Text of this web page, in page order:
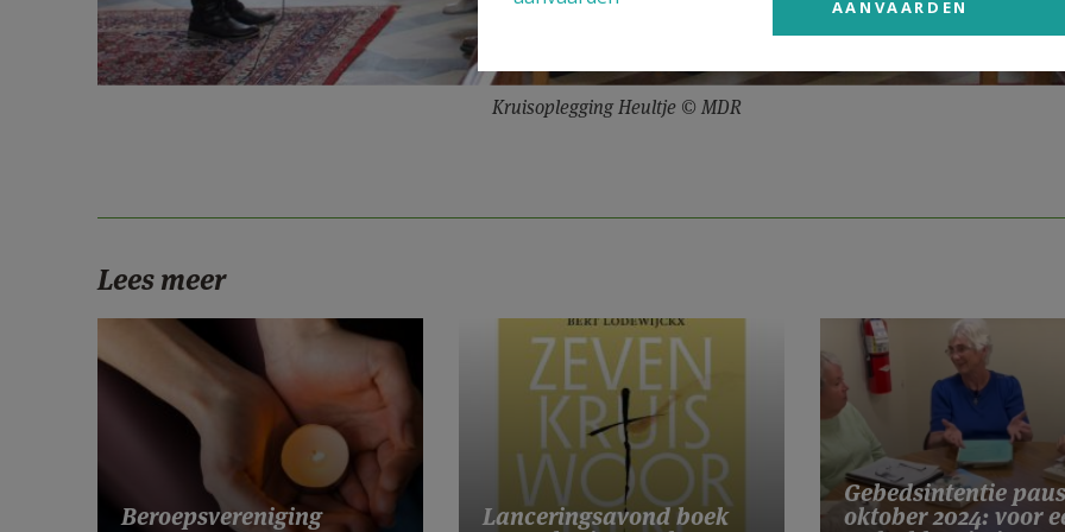
Kruisoplegging Heultje © MDR
Lees meer
Beroepsvereniging Lanceringsavond boek
Gebedsintentie paus
oktober 2024: voor
AANVAARDEN